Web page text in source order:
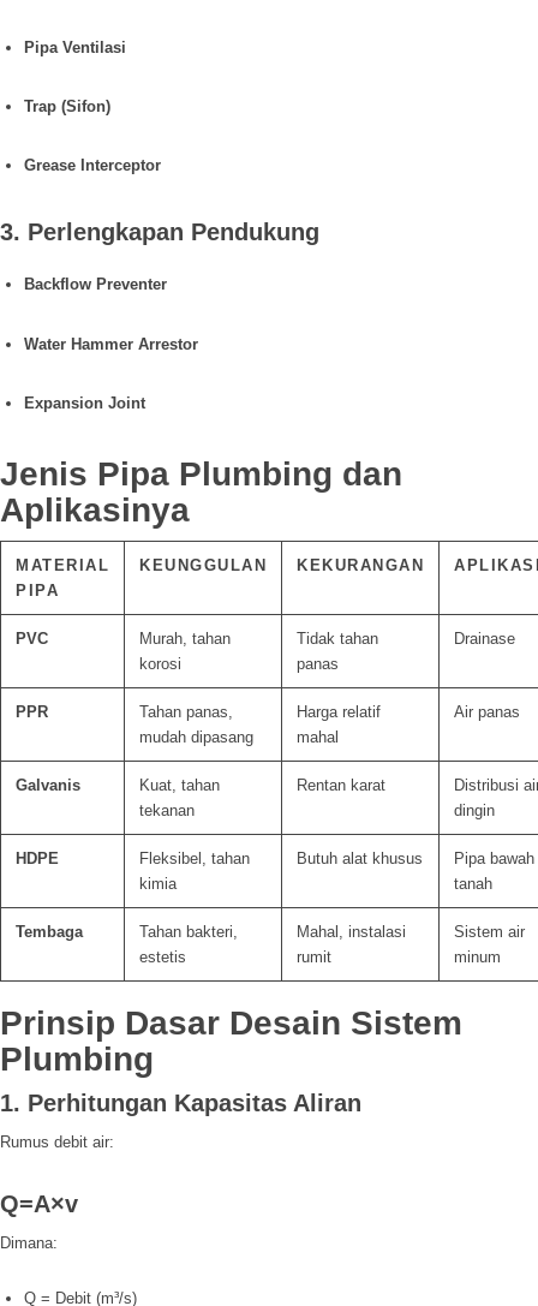
Pipa Ventilasi
Trap (Sifon)
Grease Interceptor
3. Perlengkapan Pendukung
Backflow Preventer
Water Hammer Arrestor
Expansion Joint
Jenis Pipa Plumbing dan
Aplikasinya
MATERIAL
PIPA
KEUNGGULAN KEKURANGAN
PVC
Murah, tahan
korosi
Tidak tahan
panas
Drainase
PPR
Tahan panas,
mudah dipasang
Harga relatif
mahal
Air panas
Galvanis
Kuat, tahan
tekanan
Rentan karat
Distribusi
dingin
HDPE
Fleksibel, tahan
kimia
Butuh alat khusus
Pipa bawah
tanah
Tembaga
Tahan bakteri,
estetis
Mahal, instalasi
rumit
Sistem air
minum
Prinsip Dasar Desain Sistem
Plumbing
1. Perhitungan Kapasitas Aliran
Rumus debit air:
Q=A×v
Dimana:
Q = Debit (m³/s)